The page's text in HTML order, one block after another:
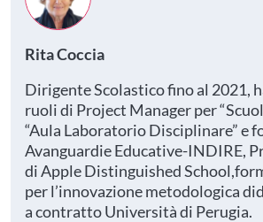
Rita Coccia
Dirigente Scolastico fino al 2021,
ruoli di Project Manager per
“Aula Laboratorio Disciplinare” e
Avanguardie Educative-INDIRE,
di Apple Distinguished
per l’innovazione metodologica
a contratto Università di Perugia.